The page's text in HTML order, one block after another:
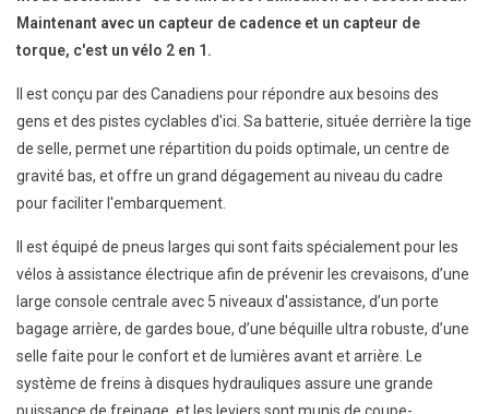
Maintenant avec un capteur de cadence et un capteur de
torque, c'est un vélo 2 en 1.
Il est conçu par des Canadiens pour répondre aux besoins des
gens et des pistes cyclables d'ici. Sa batterie, située derrière la tige
de selle, permet une répartition du poids optimale, un centre de
gravité bas, et offre un grand dégagement au niveau du cadre
pour faciliter l'embarquement.
Il est équipé de pneus larges qui sont faits spécialement pour les
vélos à assistance électrique afin de prévenir les crevaisons, d’une
large console centrale avec 5 niveaux d'assistance, d’un porte
bagage arrière, de gardes boue, d’une béquille ultra robuste, d’une
selle faite pour le confort et de lumières avant et arrière. Le
système de freins à disques hydrauliques assure une grande